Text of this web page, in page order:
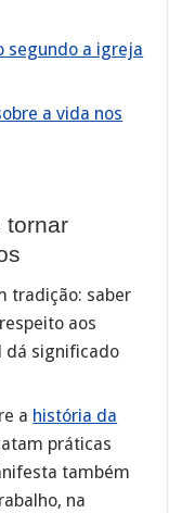
segundo a igreja
a vida nos
tornar
tradição: saber
aos
dá significado
a história da
práticas
também
na